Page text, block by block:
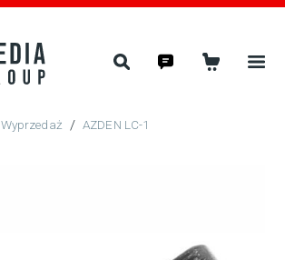
Wyprzedaż / AZDEN LC-1